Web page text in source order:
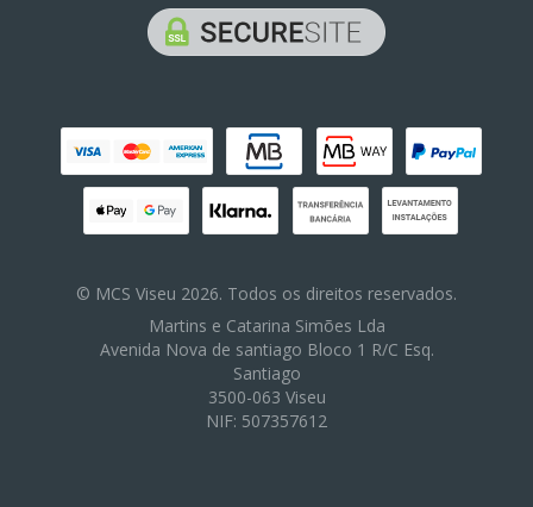
© MCS Viseu 2026. Todos os direitos reservados.
Martins e Catarina Simões Lda
Avenida Nova de santiago Bloco 1 R/C Esq.
Santiago
3500-063 Viseu
NIF: 507357612